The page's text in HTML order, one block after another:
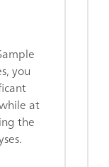
you
at
the